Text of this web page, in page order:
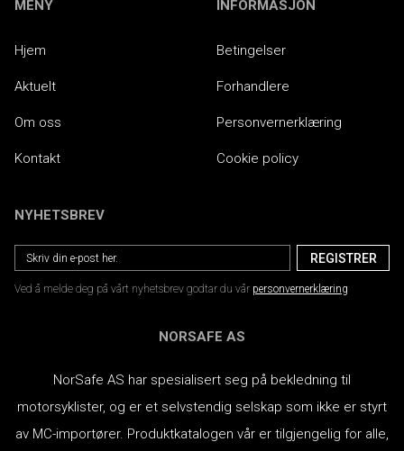
MENY
Hjem
Aktuelt
Om oss
Kontakt
INFORMASJON
Betingelser
Forhandlere
Personvernerklæring
Cookie policy
NYHETSBREV
Ved å melde deg på vårt nyhetsbrev godtar du vår personvernerklæring
NORSAFE AS
NorSafe AS har spesialisert seg på bekledning til
motorsyklister, og er et selvstendig selskap som ikke er styrt
av MC-importører. Produktkatalogen vår er tilgjengelig for alle,